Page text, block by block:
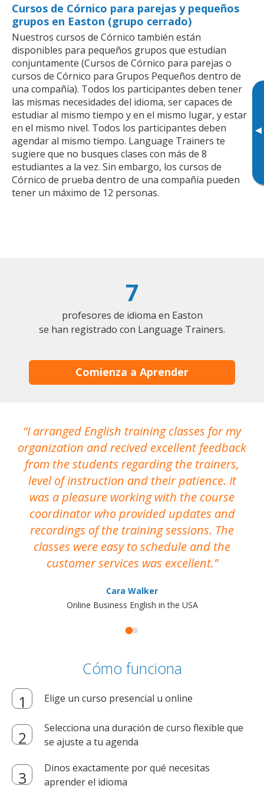
▸
Cursos de Córnico para parejas y pequeños
grupos en Easton (grupo cerrado)
Nuestros cursos de Córnico también están
disponibles para pequeños grupos que estudian
conjuntamente (Cursos de Córnico para parejas o
cursos de Córnico para Grupos Pequeños dentro de
una compañía). Todos los participantes deben tener
las mismas necesidades del idioma, ser capaces de
estudiar al mismo tiempo y en el mismo lugar, y estar
en el mismo nivel. Todos los participantes deben
agendar al mismo tiempo. Language Trainers te
sugiere que no busques clases con más de 8
estudiantes a la vez. Sin embargo, los cursos de
Córnico de prueba dentro de una compañía pueden
tener un máximo de 12 personas.
7
profesores de idioma en Easton
se han registrado con Language Trainers.
Comienza a Aprender
I arranged English training classes for my
organization and recived excellent feedback
from the students regarding the trainers,
level of instruction and their patience. It
was a pleasure working with the course
coordinator who provided updates and
recordings of the training sessions. The
classes were easy to schedule and the
customer services was excellent.
Cara Walker
Online Business English in the USA
Cómo funciona
Elige un curso presencial u online
Selecciona una duración de curso flexible que
se ajuste a tu agenda
Dinos exactamente por qué necesitas
aprender el idioma